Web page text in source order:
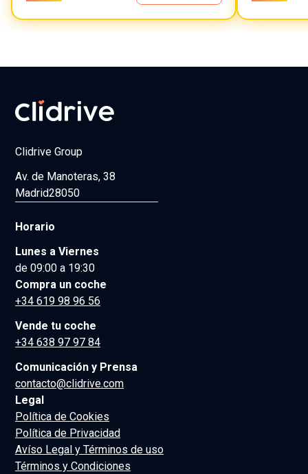
Clidrive Group
Av. de Manoteras, 38
Madrid28050
Horario
Lunes a Viernes
de 09:00 a 19:30
Compra un coche
+34 619 98 96 56
Vende tu coche
+34 638 97 97 84
Comunicación y Prensa
contacto@clidrive.com
Legal
Política de Cookies
Política de Privacidad
Avíso Legal y Términos de uso
Términos y Condiciones